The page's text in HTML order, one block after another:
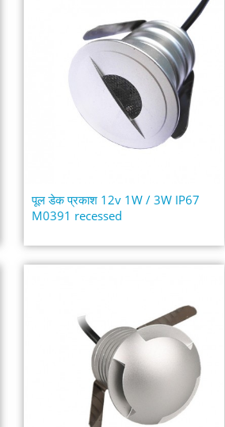
पूल डेक प्रकाश 12v 1W / 3W IP67
M0391 recessed